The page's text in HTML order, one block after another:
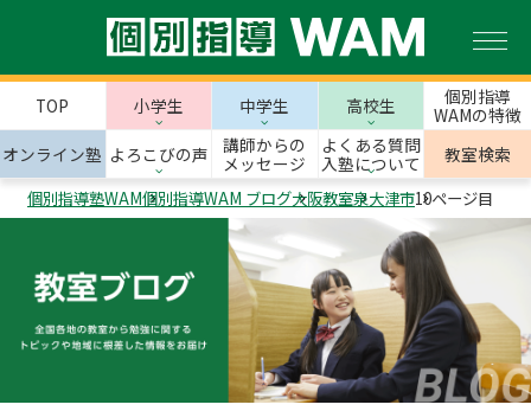
TOP 小学生 中学生 高校生
個別指導
WAMの特徴
オンライン塾 よろこびの声
講師からの
メッセージ
よくある質問
入塾について
教室検索
個別指導塾WAM個別指導WAM ブログ大阪教室泉大津市10ページ目